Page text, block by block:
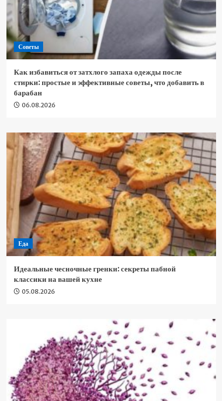
Советы
Как избавиться от затхлого запаха одежды после
стирки: простые и эффективные советы, что добавить в
барабан
06.08.2026
Еда
Идеальные чесночные гренки: секреты пабной
классики на вашей кухне
05.08.2026